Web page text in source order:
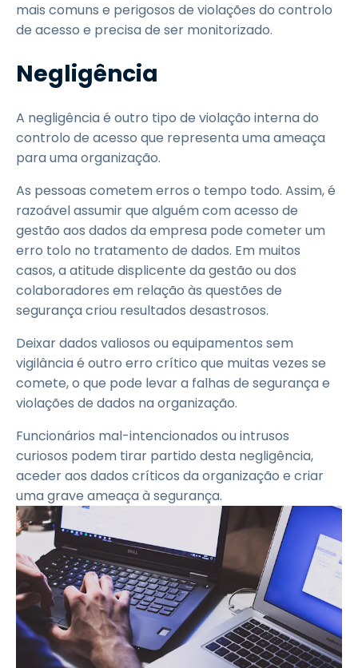
mais comuns e perigosos de violações do controlo
de acesso e precisa de ser monitorizado.
Negligência
A negligência é outro tipo de violação interna do
controlo de acesso que representa uma ameaça
para uma organização.
As pessoas cometem erros o tempo todo. Assim, é
razoável assumir que alguém com acesso de
gestão aos dados da empresa pode cometer um
erro tolo no tratamento de dados. Em muitos
casos, a atitude displicente da gestão ou dos
colaboradores em relação às questões de
segurança criou resultados desastrosos.
Deixar dados valiosos ou equipamentos sem
vigilância é outro erro crítico que muitas vezes se
comete, o que pode levar a falhas de segurança e
violações de dados na organização.
Funcionários mal-intencionados ou intrusos
curiosos podem tirar partido desta negligência,
aceder aos dados críticos da organização e criar
uma grave ameaça à segurança.